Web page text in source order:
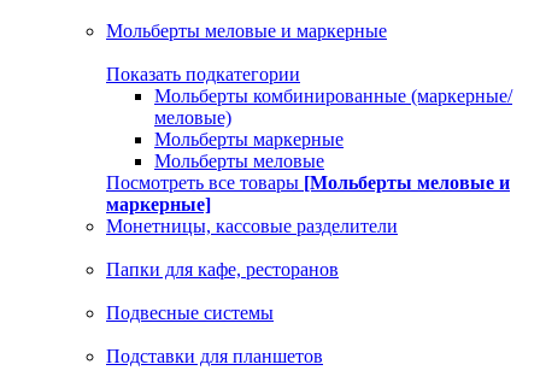
Мольберты меловые и маркерные
Показать подкатегории
Мольберты комбинированные (маркерные/
меловые)
Мольберты маркерные
Мольберты меловые
Посмотреть все товары [Мольберты меловые и
маркерные]
Монетницы, кассовые разделители
Папки для кафе, ресторанов
Подвесные системы
Подставки для планшетов